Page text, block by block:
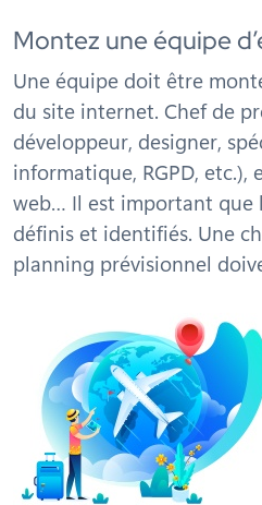
Montez une équipe
Une équipe doit être
du site internet. Chef de
développeur, designer,
informatique, RGPD, etc.),
web… Il est important que
définis et identifiés. Une
planning prévisionnel